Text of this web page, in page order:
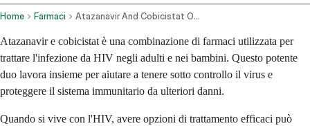
Home Farmaci Atazanavir And Cobicistat Oral Route
Atazanavir e cobicistat è una combinazione di farmaci utilizzata per
trattare l'infezione da HIV negli adulti e nei bambini. Questo potente
duo lavora insieme per aiutare a tenere sotto controllo il virus e
proteggere il sistema immunitario da ulteriori danni.
Quando si vive con l'HIV, avere opzioni di trattamento efficaci può